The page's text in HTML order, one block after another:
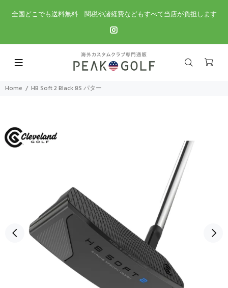
全国どこでも送料無料 関税や諸経費などもすべて当店が負担します
Home HB Soft 2 Black 8S パター